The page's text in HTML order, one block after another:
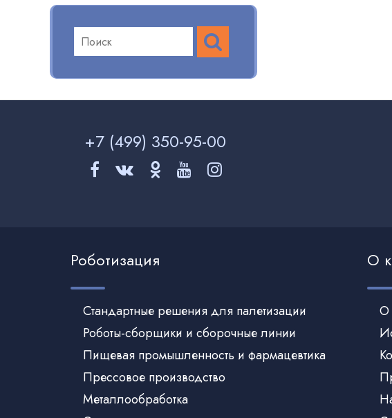
Поиск
по:
ПОИСК
+7 (499) 350-95-00
Роботизация
Стандартные решения для палетизации
Роботы-сборщики и сборочные линии
Пищевая промышленность и фармацевтика
Прессовое производство
Металлообработка
О
О